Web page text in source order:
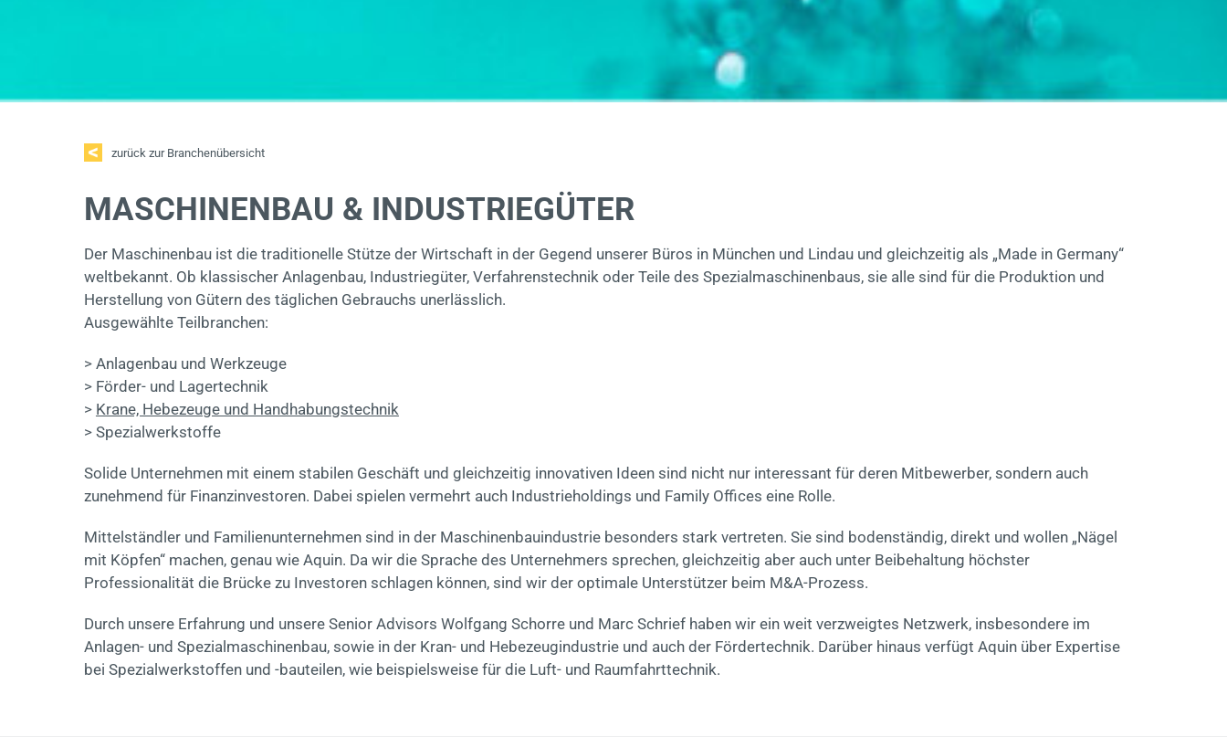
zurück zur Branchenübersicht
MASCHINENBAU & INDUSTRIEGÜTER
Der Maschinenbau ist die traditionelle Stütze der Wirtschaft in der Gegend unserer Büros in München und Lindau und gleichzeitig als „Made in Germany“
weltbekannt. Ob klassischer Anlagenbau, Industriegüter, Verfahrenstechnik oder Teile des Spezialmaschinenbaus, sie alle sind für die Produktion und
Herstellung von Gütern des täglichen Gebrauchs unerlässlich.
Ausgewählte Teilbranchen:
> Anlagenbau und Werkzeuge
> Förder- und Lagertechnik
> Krane, Hebezeuge und Handhabungstechnik
> Spezialwerkstoffe
Solide Unternehmen mit einem stabilen Geschäft und gleichzeitig innovativen Ideen sind nicht nur interessant für deren Mitbewerber, sondern auch
zunehmend für Finanzinvestoren. Dabei spielen vermehrt auch Industrieholdings und Family Offices eine Rolle.
Mittelständler und Familienunternehmen sind in der Maschinenbauindustrie besonders stark vertreten. Sie sind bodenständig, direkt und wollen „Nägel
mit Köpfen“ machen, genau wie Aquin. Da wir die Sprache des Unternehmers sprechen, gleichzeitig aber auch unter Beibehaltung höchster
Professionalität die Brücke zu Investoren schlagen können, sind wir der optimale Unterstützer beim M&A-Prozess.
Durch unsere Erfahrung und unsere Senior Advisors Wolfgang Schorre und Marc Schrief haben wir ein weit verzweigtes Netzwerk, insbesondere im
Anlagen- und Spezialmaschinenbau, sowie in der Kran- und Hebezeugindustrie und auch der Fördertechnik. Darüber hinaus verfügt Aquin über Expertise
bei Spezialwerkstoffen und -bauteilen, wie beispielsweise für die Luft- und Raumfahrttechnik.